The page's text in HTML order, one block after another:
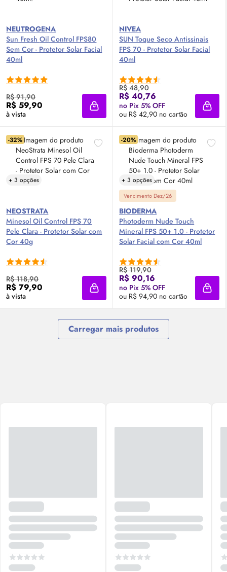
NEUTROGENA
Sun FreshOil Control FPS80
Sem Cor - Protetor Solar Facial
40ml
R$ 91,90
R$ 59,90
à vista Adicionar à sacola
NIVEA
SUN Toque Seco Antissinais
FPS 70 - Protetor Solar Facial
40ml
R$ 48,90
R$ 40,76
no Pix 5% OFF
ou R$ 42,90 no cartão
-32%
+ 3 opções
NEOSTRATA
MinesolOil Control FPS 70
Pele Clara - Protetor Solar com
Cor 40g
R$ 118,90
R$ 79,90
à vista Adicionar à sacola
-20%
+ 3 opções
Vencimento Dez/26
BIODERMA
Photoderm Nude Touch
Mineral FPS 50+ 1.0 - Protetor
Solar Facial com Cor 40ml
R$ 119,90
R$ 90,16
no Pix 5% OFF
ou R$ 94,90 no cartão
Carregar mais produtos